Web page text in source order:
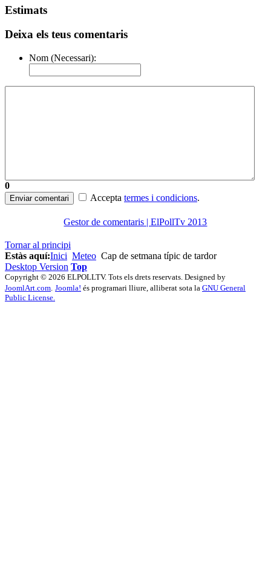
Estimats
Deixa els teus comentaris
Nom (Necessari):
0
Enviar comentari Accepta termes i condicions.
Gestor de comentaris | ElPollTv 2013
Tornar al principi
Estàs aquí:Inici Meteo Cap de setmana típic de tardor
Desktop Version Top
Copyright © 2026 ELPOLLTV. Tots els drets reservats. Designed by
JoomlArt.com. Joomla! és programari lliure, alliberat sota la GNU General
Public License.